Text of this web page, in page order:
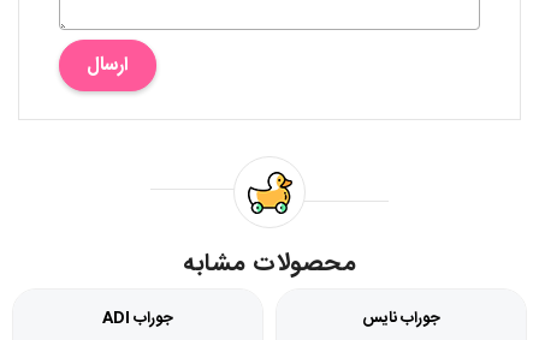
ارسال
محصولات مشابه
جوراب نایس جوراب ADI